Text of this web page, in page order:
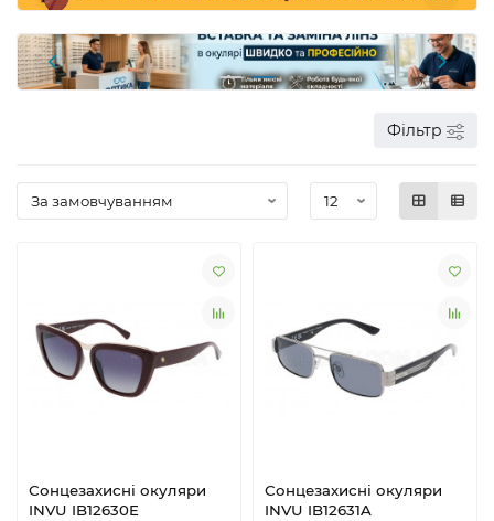
Фільтр
Сонцезахисні окуляри
INVU IB12630E
Сонцезахисні окуляри
INVU IB12631A